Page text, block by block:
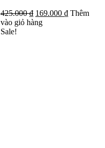
425.000₫ 169.000 ₫ Thêm
vào giỏ hàng
Sale!